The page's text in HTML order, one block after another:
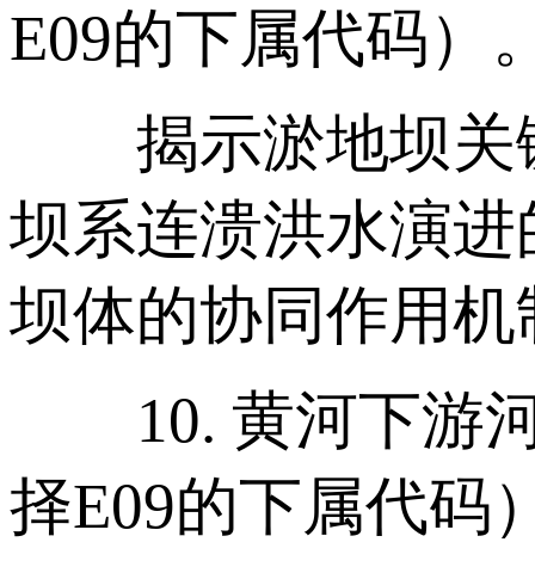
E09的下属代码）
揭示淤地坝关
坝系连溃洪水演
坝体的协同作用
10. 黄河下游河
择E09的下属代码